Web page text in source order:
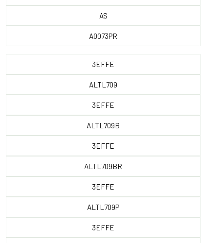
AS
A0073PR
3EFFE
ALTL709
3EFFE
ALTL709B
3EFFE
ALTL709BR
3EFFE
ALTL709P
3EFFE